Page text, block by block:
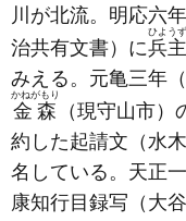
川が北流。明応六年
治共有文書） に兵主
ひようず
みえる。元亀三年
金森
かねがもり
（現守山市）
約した起請文 （水
名している。天正
康知行目録写 （大